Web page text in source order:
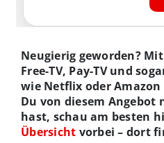
Neugierig geworden? Mit
Free-TV, Pay-TV und
wie Netflix oder Amazon
Du von diesem Angebot
hast, schau am besten
Übersicht vorbei – dort